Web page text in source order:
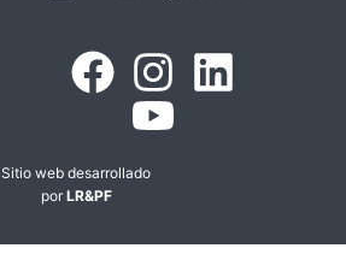
Sitio web desarrollado
por LR&PF